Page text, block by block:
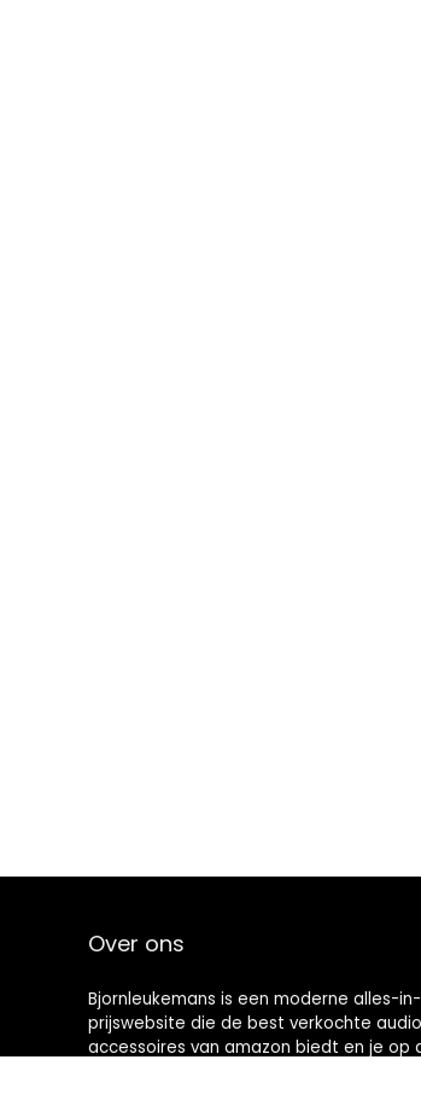
Over ons
Bjornleukemans is een moderne alles-
prijswebsite die de best verkochte
accessoires van amazon biedt en je op